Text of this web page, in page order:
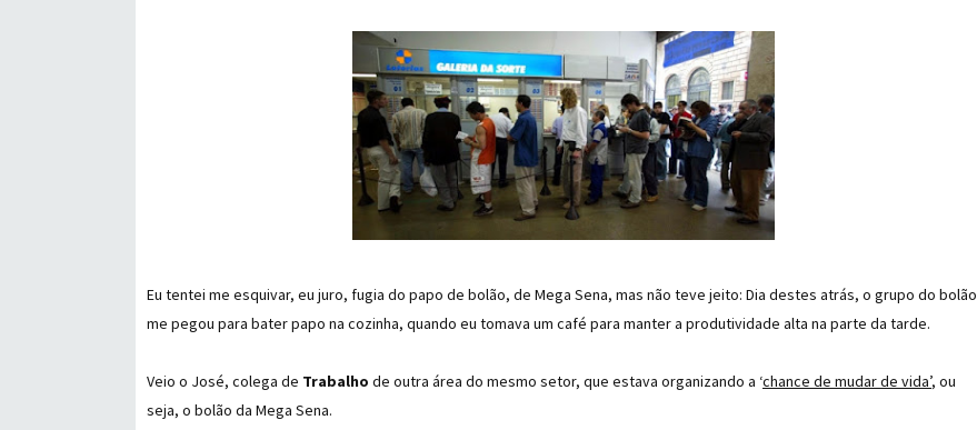
Eu tentei me esquivar, eu juro, fugia do papo de bolão, de Mega Sena, mas não teve jeito: Dia destes atrás, o grupo do bolão
me pegou para bater papo na cozinha, quando eu tomava um café para manter a produtividade alta na parte da tarde.
Veio o José, colega de Trabalho de outra área do mesmo setor, que estava organizando a ‘chance de mudar de vida’, ou
seja, o bolão da Mega Sena.